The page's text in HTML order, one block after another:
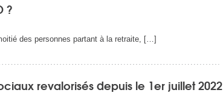
?
des personnes partant à la retraite, […]
revalorisés depuis le 1er juillet 2022